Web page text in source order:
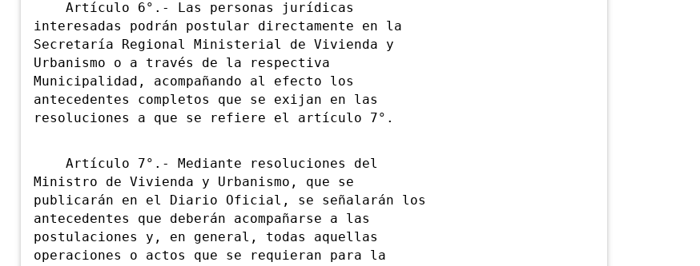
Artículo 6°.- Las personas jurídicas
interesadas podrán postular directamente en la
Secretaría Regional Ministerial de Vivienda y
Urbanismo o a través de la respectiva
Municipalidad, acompañando al efecto los
antecedentes completos que se exijan en las
resoluciones a que se refiere el artículo 7°.
Artículo 7°.- Mediante resoluciones del
Ministro de Vivienda y Urbanismo, que se
publicarán en el Diario Oficial, se señalarán los
antecedentes que deberán acompañarse a las
postulaciones y, en general, todas aquellas
operaciones o actos que se requieran para la